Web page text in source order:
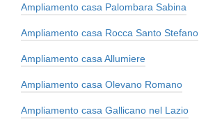
Ampliamento casa Palombara Sabina
Ampliamento casa Rocca Santo Stefano
Ampliamento casa Allumiere
Ampliamento casa Olevano Romano
Ampliamento casa Gallicano nel Lazio